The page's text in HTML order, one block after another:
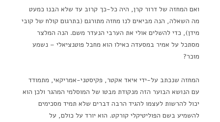
ואם המחזה של דרור קרן, היה כל-כך קרוב עד שלא הבנו כמעט
מה השאלה, הנה מביאים לנו מחזה מתורגם (בתרגום קולח של קובי
מידן), כדי להשלים אולי את הערבי הנעדר משם. הנה המלצר
מסתכל על אמיר במסעדה כאילו הוא מחבל פוטנציאלי – נשמע
מוכר?
המחזה שנכתב על-ידי איאד אקטר, פקיסטני-אמריקאי, מתמודד
עם הנושא הבוער הזה מנקודת מבטו של המוסלמי המהגר ולכן הוא
יכול להרשות לעצמו להגיד הרבה דברים שלא תמיד מסכימים
להשמיע בשם הפוליטיקלי קורקט. הוא יורד על כולם, על